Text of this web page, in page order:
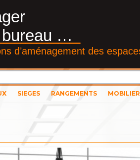
…
d’aménagement des
SIEGES RANGEMENTS